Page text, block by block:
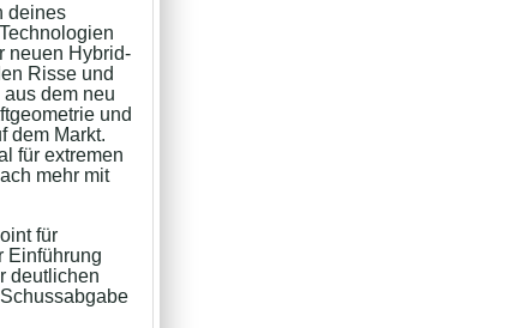
deines
neuen Hybrid-
Risse und
dem neu
und
dem Markt.
für extremen
mehr mit
für
Einführung
deutlichen